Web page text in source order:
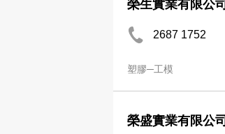
榮生實業有限公司
2687 1752
塑膠─工模
榮盛實業有限公司